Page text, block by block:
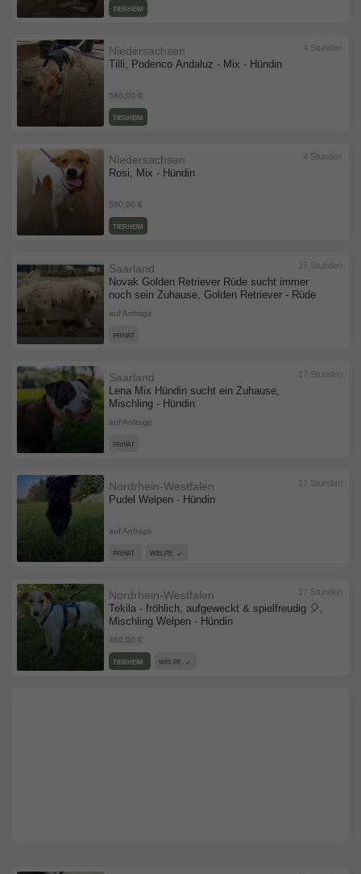
TIERHEIM
Tilli, Podenco Andaluz - Mix - Hündin
Niedersachsen
580,00 €
4 Stunden
TIERHEIM
Rosi, Mix - Hündin
Niedersachsen
580,00 €
4 Stunden
TIERHEIM
Novak Golden Retriever Rüde sucht immer
noch sein Zuhause, Golden Retriever - Rüde
Saarland
auf Anfrage
17 Stunden
PRIVAT
Lena Mix Hündin sucht ein Zuhause,
Mischling - Hündin
Saarland
auf Anfrage
17 Stunden
PRIVAT
Pudel Welpen - Hündin
Nordrhein-Westfalen
auf Anfrage
17 Stunden
PRIVAT WELPE
Tekila - fröhlich, aufgeweckt & spielfreudig 🎈,
Mischling Welpen - Hündin
Nordrhein-Westfalen
480,00 €
17 Stunden
TIERHEIM WELPE